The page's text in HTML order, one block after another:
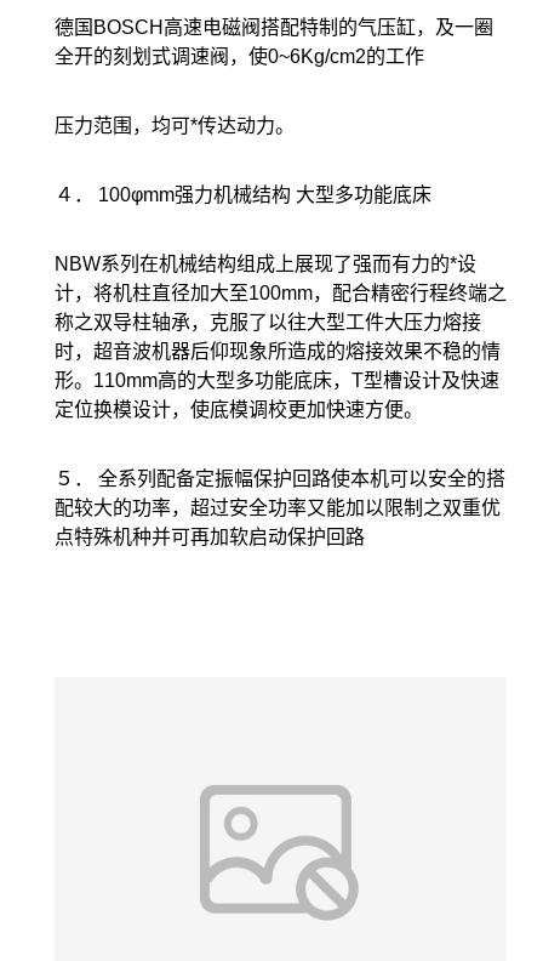
德国BOSCH高速电磁阀搭配特制的气压缸，及一圈
全开的刻划式调速阀，使0~6Kg/cm2的工作
压力范围，均可*传达动力。
４． 100φmm强力机械结构 大型多功能底床
NBW系列在机械结构组成上展现了强而有力的*设
计，将机柱直径加大至100mm，配合精密行程终端之
称之双导柱轴承，克服了以往大型工件大压力熔接
时，超音波机器后仰现象所造成的熔接效果不稳的情
形。110mm高的大型多功能底床，T型槽设计及快速
定位换模设计，使底模调校更加快速方便。
５． 全系列配备定振幅保护回路使本机可以安全的搭
配较大的功率，超过安全功率又能加以限制之双重优
点特殊机种并可再加软启动保护回路